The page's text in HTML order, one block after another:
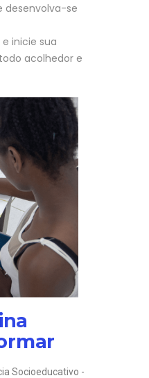
desenvolva-se
inicie sua
acolhedor e
Socioeducativo -